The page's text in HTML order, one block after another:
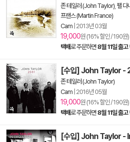
존 테일러 (John Taylor) 팰
프랜스 (Martin France)
Cam 2013년 03월
19,000원 (16% 할인 / 190원)
택배로 주문하면 8월 11일 출고
[수입] John Taylor -
존 테일러 (John Taylor)
Cam 2016년 05월
19,000원 (16% 할인 / 190원)
택배로 주문하면 8월 11일 출고
[수입] John Taylor -